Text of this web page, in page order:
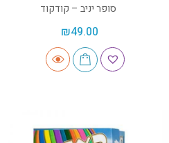
סופר יניב – קודקוד
₪49.00